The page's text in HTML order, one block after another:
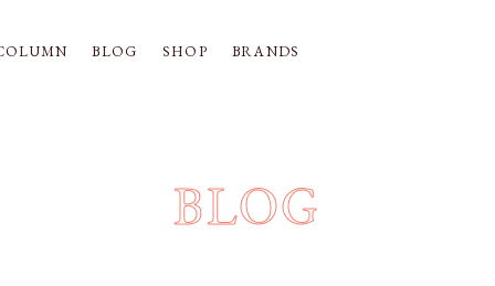
BLOG SHOP BRANDS
BLOG